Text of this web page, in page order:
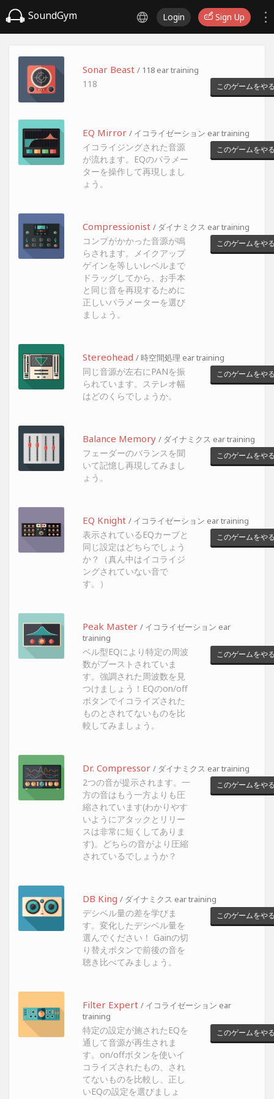
SoundGym Login Sign Up
Sonar Beast / 118 ear training
118 このゲームをや
EQ Mirror / イコライゼーション ear training
イコライジングされた音源
が流れます。EQのパラメー
ターを操作して再現しまし
ょう。
このゲームをや
Compressionist / ダイナミクス ear training
コンプがかかった音源が鳴
らされます。メイクアップ
ゲインを等しいレベルまで
ドラッグしてから、お手本
と同じ音を再現するために
正しいパラメーターを選び
ましょう。
このゲームをや
Stereohead / 時空間処理 ear training
同じ音源が左右にPANを振
られています。ステレオ幅
はどのくらでしょうか。
このゲームをや
Balance Memory / ダイナミクス ear training
フェーダーのバランスを聞
いて記憶し再現してみまし
ょう。
このゲームをや
EQ Knight / イコライゼーション ear training
表示されているEQカーブと
同じ設定はどちらでしょう
か？（真ん中はイコライジ
ングされていない音で
す。）
このゲームをや
Peak Master / イコライゼーション ear
training
ベル型EQにより特定の周波
数がブーストされていま
す。強調された周波数を見
つけましょう！EQのon/off
ボタンでイコライズされた
ものとされてないものを比
較してみましょう。
このゲームをや
Dr. Compressor / ダイナミクス ear training
2つの音が提示されます。一
方の音はもう一方よりも圧
縮されています(わかりやす
いようにアタックとリリー
スは非常に短くしてありま
す)。どちらの音がより圧縮
されているでしょうか？
このゲームをや
DB King / ダイナミクス ear training
デシベル量の差を学びま
す。変化したデシベル量を
選んでください！ Gainの切
り替えボタンで前後の音を
聴き比べてみましょう。
このゲームをや
Filter Expert / イコライゼーション ear
training
特定の設定が施されたEQを
通して音源が再生されま
す。on/offボタンを使いイ
コライズされたもの、され
てないものを比較し、正し
いEQの設定を選びましょ
このゲームをや